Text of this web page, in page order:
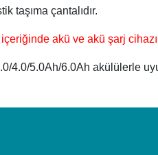
taşıma çantalıdır.
akü ve akü şarj
4.0/5.0Ah/6.0Ah akülülerle